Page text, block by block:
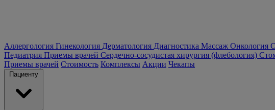
Аллергология Гинекология Дерматология Диагностика Массаж Онкология
Педиатрия Приемы врачей Сердечно-сосудистая хирургия (флебология)
Приемы врачей Стоимость Комплексы Акции Чекапы
Пациенту